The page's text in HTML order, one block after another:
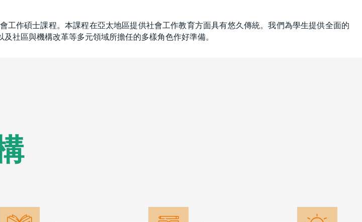
作碩士課程。本課程在亞太地區提供社會工作教育方面具有悠久傳統。我們為學生提供全面的
社區與機構改革等多元領域所擔任的多樣角色作好準備。